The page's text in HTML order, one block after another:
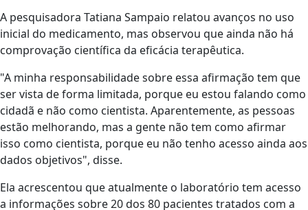
A pesquisadora Tatiana Sampaio relatou avanços no uso
inicial do medicamento, mas observou que ainda não há
comprovação científica da eficácia terapêutica.
"A minha responsabilidade sobre essa afirmação tem que
ser vista de forma limitada, porque eu estou falando como
cidadã e não como cientista. Aparentemente, as pessoas
estão melhorando, mas a gente não tem como afirmar
isso como cientista, porque eu não tenho acesso ainda aos
dados objetivos", disse.
Ela acrescentou que atualmente o laboratório tem acesso
a informações sobre 20 dos 80 pacientes tratados com a